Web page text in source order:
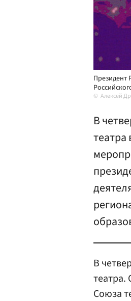
Президент
Алексей
В
театра
В
театра.
Союза